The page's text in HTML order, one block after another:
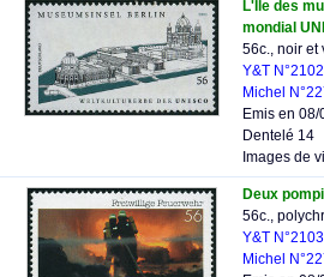
L'Ile des
mondial
56c., noir et
Y&T N°2102
Michel
Emis en 08/
Dentelé 14
Images de
Deux
56c.,
Y&T N°2103
Michel